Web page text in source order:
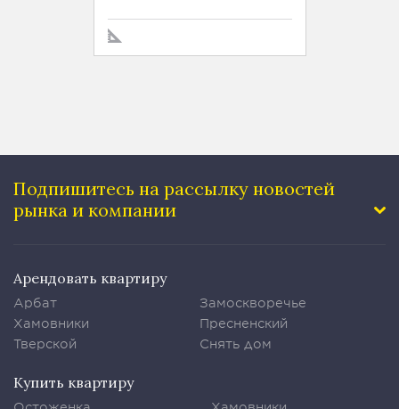
Подпишитесь на рассылку новостей
рынка и компании
Арендовать квартиру
Арбат
Хамовники
Тверской
Замоскворечье
Пресненский
Снять дом
Купить квартиру